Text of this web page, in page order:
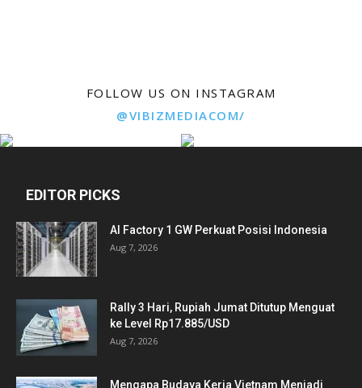
FOLLOW US ON INSTAGRAM
@VIBIZMEDIACOM/
EDITOR PICKS
AI Factory 1 GW Perkuat Posisi Indonesia
Aug 7, 2026
Rally 3 Hari, Rupiah Jumat Ditutup Menguat
ke Level Rp17.885/USD
Aug 7, 2026
Mengapa Budaya Kerja Vietnam Menjadi